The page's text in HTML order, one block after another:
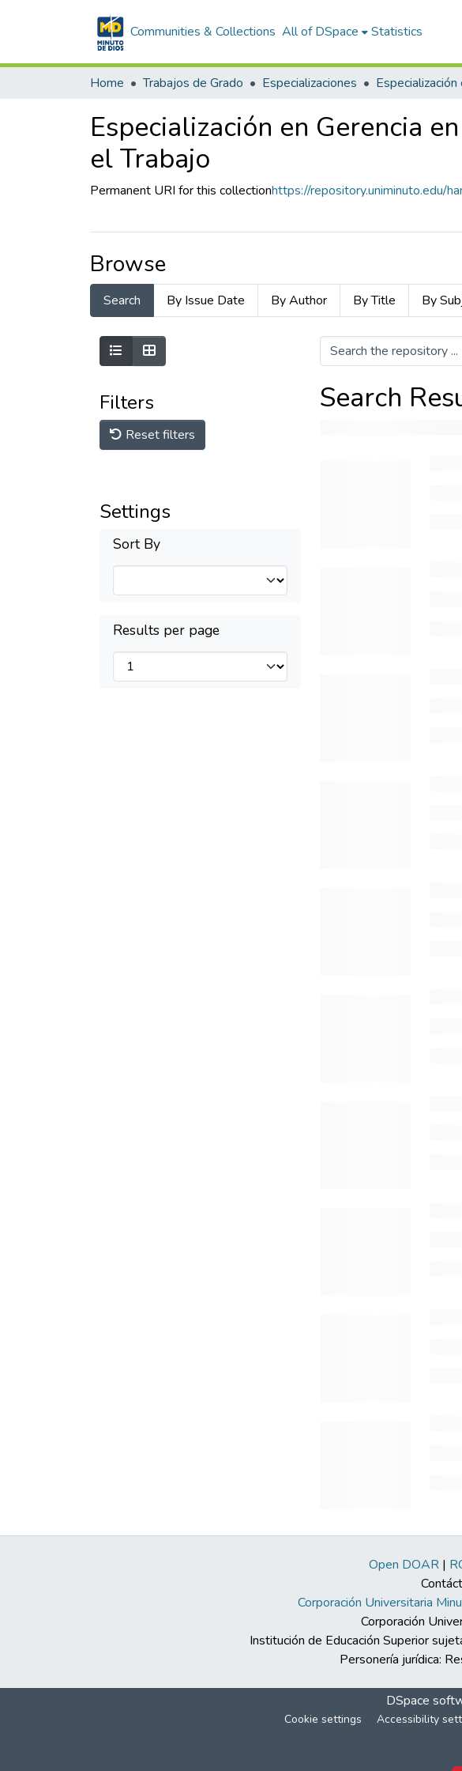
Communities & Collections All of DSpace Statistics
Home Trabajos de Grado Especializaciones
Especialización en Gerencia
el Trabajo
Permanent URI for this collectionhttps://repository.uniminuto.edu/
Browse
Search By Issue Date By Author By Title By
Filters
Reset filters
Settings
Sort By
Results per page
Search
Open DOAR|
Corporación Universitaria
Corporación
Institución de Educación Superior
Personería jurídica:
DSpace
Cookie settings Accessibility